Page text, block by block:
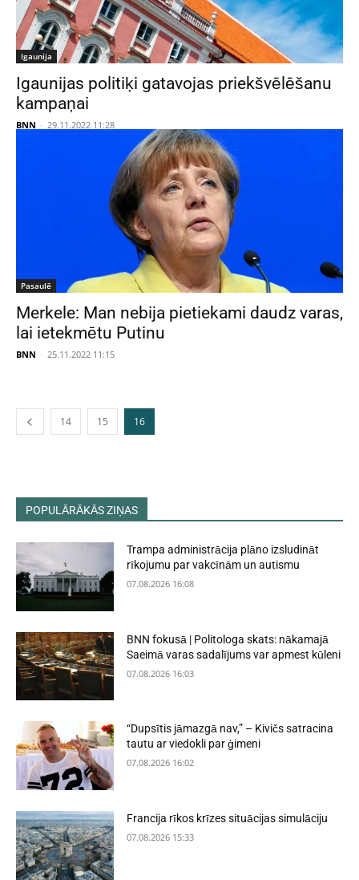
Igaunija
Igaunijas politiķi gatavojas priekšvēlēšanu
kampaņai
BNN - 29.11.2022 11:28
Pasaulē
Merkele: Man nebija pietiekami daudz varas,
lai ietekmētu Putinu
BNN - 25.11.2022 11:15
14 15 16
POPULĀRĀKĀS ZIŅAS
Trampa administrācija plāno izsludināt
rīkojumu par vakcīnām un autismu
07.08.2026 16:08
BNN fokusā | Politologa skats: nākamajā
Saeimā varas sadalījums var apmest kūleni
07.08.2026 16:03
“Dupsītis jāmazgā nav,” – Kivičs satracina
tautu ar viedokli par ģimeni
07.08.2026 16:02
Francija rīkos krīzes situācijas simulāciju
07.08.2026 15:33